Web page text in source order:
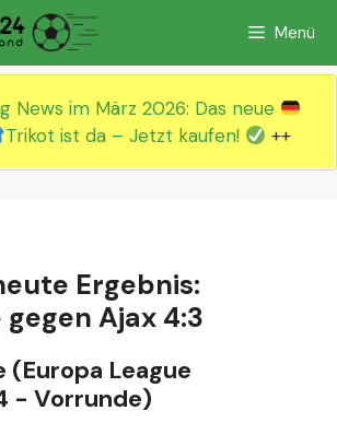
Menü
News im März 2026: Das neue
Trikot ist da – Jetzt kaufen! ++
Ergebnis:
Ajax 4:3
(Europa League
- Vorrunde)